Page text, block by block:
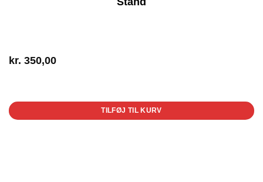
kr. 350,00
TILFØJ TIL KURV